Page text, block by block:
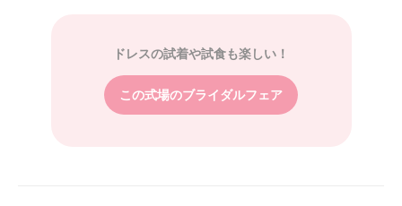
ドレスの試着や試食も楽しい！
この式場のブライダルフェア